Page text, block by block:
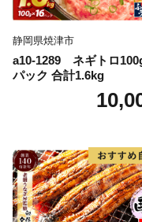
静岡県焼津市
a10-1289 ネギトロ
パック 合計1.6kg